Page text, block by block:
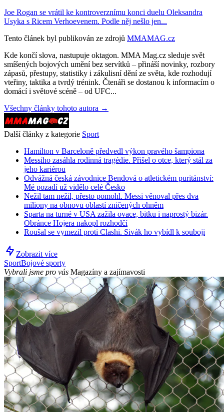
Joe Rogan se vrátil ke kontroverznímu konci duelu Oleksandra
Usyka s Ricem Verhoevenem. Podle něj nešlo jen...
Tento článek byl publikován ze zdrojů MMAMAG.cz
Kde končí slova, nastupuje oktagon. MMA Mag.cz sleduje svět
smíšených bojových umění bez servítků – přináší novinky, rozbory
zápasů, přestupy, statistiky i zákulisní dění ze světa, kde rozhodují
vteřiny, taktika a tvrdý trénink. Čtenáři se dostanou k informacím o
domácí i světové scéně – od UFC...
Všechny články tohoto autora →
Další články z kategorie Sport
Hamilton v Barceloně předvedl výkon pravého šampiona
Messiho zasáhla rodinná tragédie. Přišel o otce, který stál za
jeho kariérou
Odvážná česká závodnice Bendová o atletickém puritánství:
Mé pozadí už vidělo celé Česko
Nežil tam nežil, přesto pomohl. Messi věnoval přes dva
miliony na obnovu oblastí zničených ohněm
Sparta na turné v USA zažila ovace, bitku i naprostý bizár.
Obránce Hojera nakopl rozhodčí
Roušal se vymezil proti Clashi. Sivák ho vybídl k souboji
Zobrazit více
SportBojové sporty
Vybrali jsme pro vás Magazíny a zajímavosti